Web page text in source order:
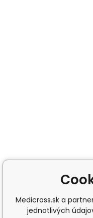
Medicross.sk a
jednotlivých